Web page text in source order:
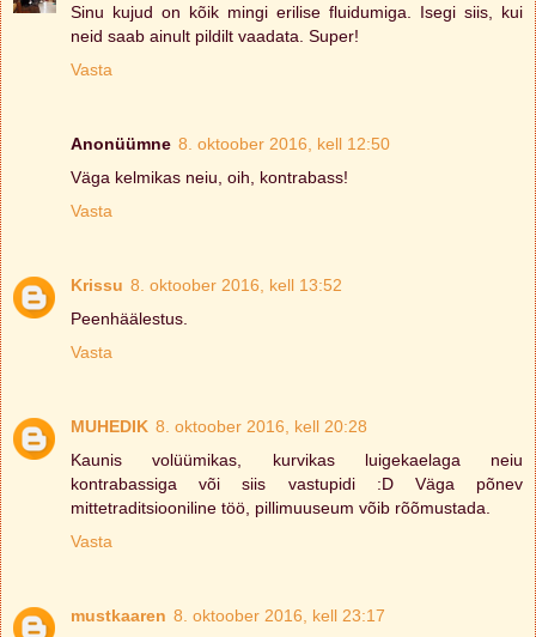
Sinu kujud on kõik mingi erilise fluidumiga. Isegi siis, kui
neid saab ainult pildilt vaadata. Super!
Vasta
Anonüümne 8. oktoober 2016, kell 12:50
Väga kelmikas neiu, oih, kontrabass!
Vasta
Krissu 8. oktoober 2016, kell 13:52
Peenhäälestus.
Vasta
MUHEDIK 8. oktoober 2016, kell 20:28
Kaunis volüümikas, kurvikas luigekaelaga neiu
kontrabassiga või siis vastupidi :D Väga põnev
mittetraditsiooniline töö, pillimuuseum võib rõõmustada.
Vasta
mustkaaren 8. oktoober 2016, kell 23:17